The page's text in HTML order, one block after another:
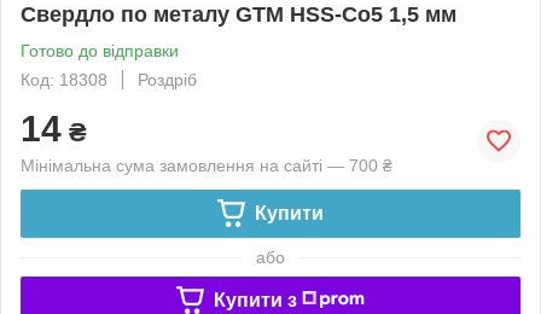
Свердло по металу GTM HSS-Co5 1,5 мм
Готово до відправки
Код: 18308
Роздріб
14 ₴
Мінімальна сума замовлення на сайті — 700 ₴
Купити
або
Купити з